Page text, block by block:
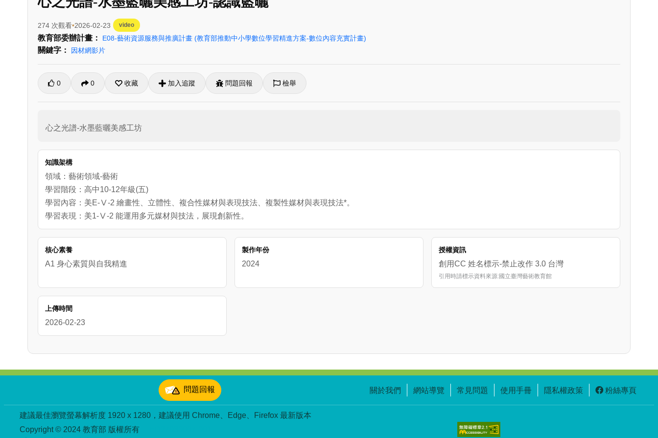
274 次觀看 2026-02-23 video
教育部委辦計畫： E08-藝術資源服務與推廣計畫 (教育部推動中小學數位學習精進方案-數位內容充實計畫)
關鍵字： 因材網影片
0 0 收藏 加入追蹤 問題回報 檢舉
心之光譜-水墨藍曬美感工坊
知識架構
領域：藝術領域-藝術
學習階段：高中10-12年級(五)
學習內容：美E-Ⅴ-2 繪畫性、立體性、複合性媒材與表現技法、複製性媒材與表現技法*。
學習表現：美1-Ⅴ-2 能運用多元媒材與技法，展現創新性。
核心素養
A1 身心素質與自我精進
製作年份
2024
授權資訊
創用CC 姓名標示-禁止改作 3.0 台灣
引用時請標示資料來源:國立臺灣藝術教育館
上傳時間
2026-02-23
問題回報
關於我們 網站導覽 常見問題 使用手冊 隱私權政策 粉絲專頁
建議最佳瀏覽螢幕解析度 1920 x 1280，建議使用 Chrome、Edge、Firefox 最新版本
Copyright © 2024 教育部 版權所有